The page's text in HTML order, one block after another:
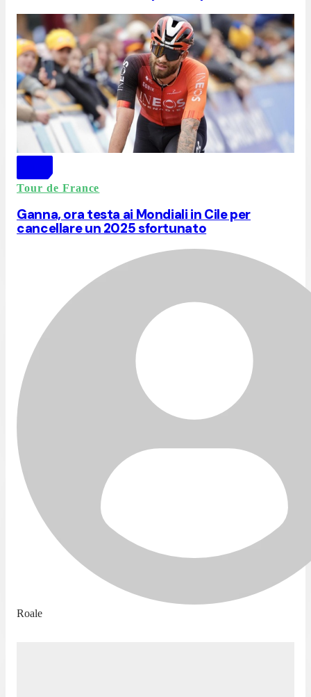
Tour de France
Ganna, ora testa ai Mondiali in Cile per
cancellare un 2025 sfortunato
Roale